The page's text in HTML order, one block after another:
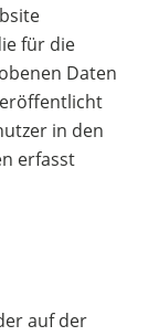
für die
Daten
in den
erfasst
auf der